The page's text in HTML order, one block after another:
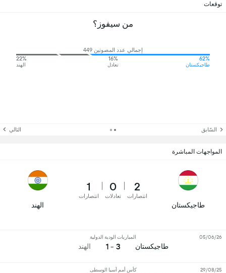
توقعات
من سيفوز؟
إجمالي عدد المصوتين 449
62%
طاجيكستان
16%
تعادل
22%
الهند
السّابق التالي
المواجهات المباشرة
طاجيكستان
2
انتصارات
0
تعادلات
1
انتصارات
الهند
طاجيكستان
المباريات الودية الدولية
3 - 1 الهند
05/06/26
كأس أمم آسيا الوسطى 29/08/25